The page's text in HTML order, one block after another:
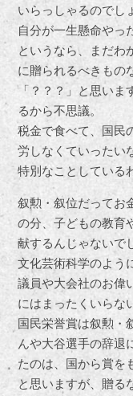
いらっしゃるのでし
自分が一生懸命やっ
というなら、まだわ
に贈られるべきもの
「？？？」と思いま
るから不思議。
税金で食べて、国民
労しなくていったい
特別なことしている
叙勲・叙位だってお
の分、子どもの教育
献するんじゃないで
文化芸術科学のよう
議員や大会社のお偉
にはまったくいらな
国民栄誉賞は叙勲・
んや大谷選手の辞退
たのは、国から賞を
と思いますが、贈る